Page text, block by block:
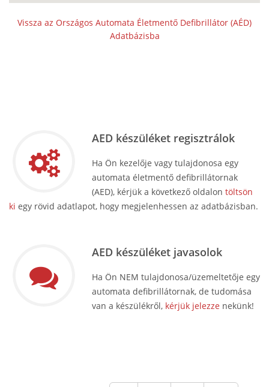
Vissza az Országos Automata Életmentő Defibrillátor (AÉD)
Adatbázisba
AED készüléket regisztrálok
Ha Ön kezelője vagy tulajdonosa egy
automata életmentő defibrillátornak
(AED), kérjük a következő oldalon töltsön
ki egy rövid adatlapot, hogy megjelenhessen az adatbázisban.
AED készüléket javasolok
Ha Ön NEM tulajdonosa/üzemeltetője egy
automata defibrillátornak, de tudomása
van a készülékről, kérjük jelezze nekünk!